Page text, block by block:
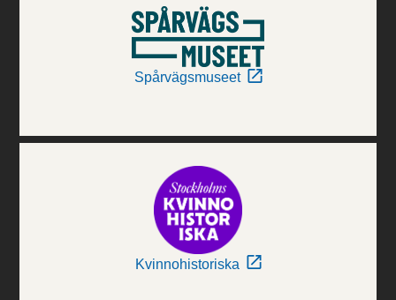
Spårvägsmuseet
Kvinnohistoriska